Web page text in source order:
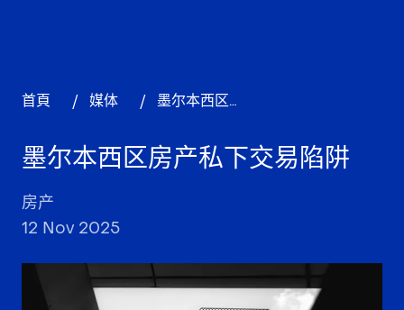
首頁 / 媒体 / 墨尔本西区房产私下交易陷阱
墨尔本西区房产私下交易陷阱
房产
12 Nov 2025